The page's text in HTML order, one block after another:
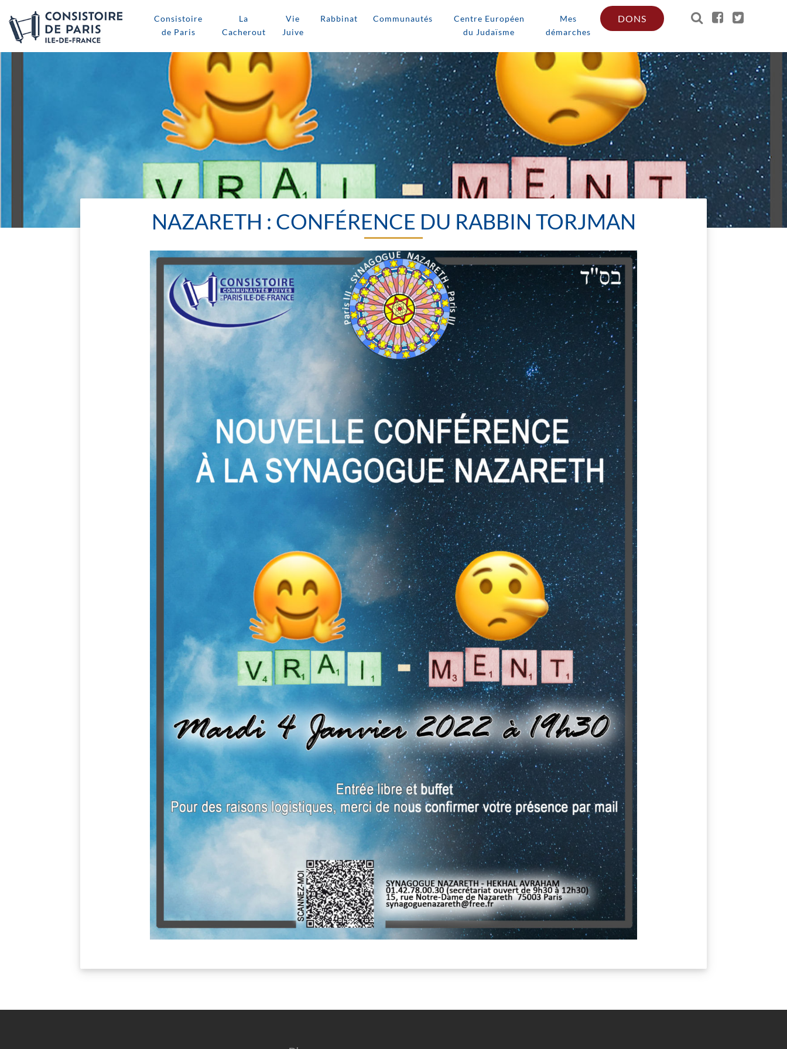
Consistoire
de Paris
La
Cacherout
Vie
Juive
Rabbinat Communautés
Centre Européen
du Judaïsme
Mes
démarches
DONS
NAZARETH : CONFÉRENCE DU RABBIN TORJMAN